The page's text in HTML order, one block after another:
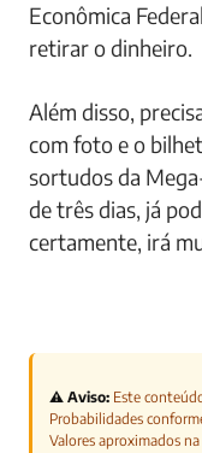
Econômica
retirar o dinheiro.
Além disso,
com foto e o
sortudos da
de três dias, já
certamente, irá
⚠️ Aviso: Este
Probabilidades
Valores aproximados